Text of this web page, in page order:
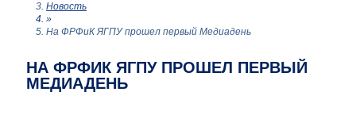
Новость
»
На ФРФиК ЯГПУ прошел первый Медиадень
НА ФРФИК ЯГПУ ПРОШЕЛ ПЕРВЫЙ
МЕДИАДЕНЬ